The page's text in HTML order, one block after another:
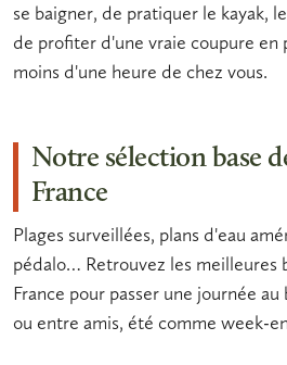
se baigner, de pratiquer le kayak, le
de profiter d'une vraie coupure en
moins d'une heure de chez vous.
Notre sélection base
France
Plages surveillées, plans d'eau
pédalo… Retrouvez les meilleures
France pour passer une journée
ou entre amis, été comme week-